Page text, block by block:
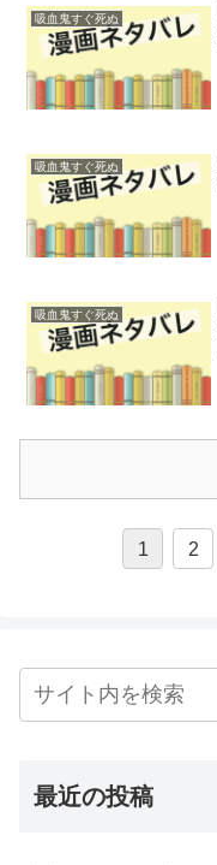
吸血鬼すぐ死ぬ
吸血鬼すぐ死ぬ
吸血鬼すぐ死ぬ
1 2
最近の投稿